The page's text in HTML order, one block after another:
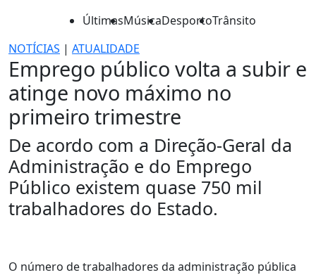
ÚltimasMúsicaDesportoTrânsito
NOTÍCIAS | ATUALIDADE
Emprego público volta a subir e
atinge novo máximo no
primeiro trimestre
De acordo com a Direção-Geral da
Administração e do Emprego
Público existem quase 750 mil
trabalhadores do Estado.
O número de trabalhadores da administração pública